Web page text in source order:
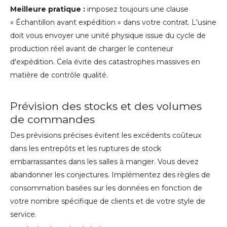
Meilleure pratique : imposez toujours une clause
« Échantillon avant expédition » dans votre contrat. L'usine
doit vous envoyer une unité physique issue du cycle de
production réel avant de charger le conteneur
d'expédition. Cela évite des catastrophes massives en
matière de contrôle qualité.
Prévision des stocks et des volumes
de commandes
Des prévisions précises évitent les excédents coûteux
dans les entrepôts et les ruptures de stock
embarrassantes dans les salles à manger. Vous devez
abandonner les conjectures. Implémentez des règles de
consommation basées sur les données en fonction de
votre nombre spécifique de clients et de votre style de
service.